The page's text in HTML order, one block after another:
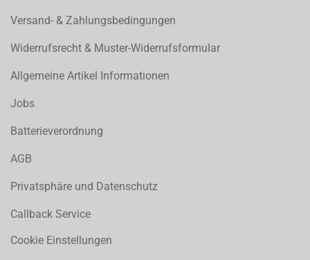
Versand- & Zahlungsbedingungen
Widerrufsrecht & Muster-Widerrufsformular
Allgemeine Artikel Informationen
Jobs
Batterieverordnung
AGB
Privatsphäre und Datenschutz
Callback Service
Cookie Einstellungen